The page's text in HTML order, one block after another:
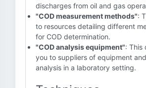
discharges from oil and gas
"COD measurement methods":
to resources detailing different
for COD determination.
"COD analysis equipment": This
you to suppliers of equipment
analysis in a laboratory setting.